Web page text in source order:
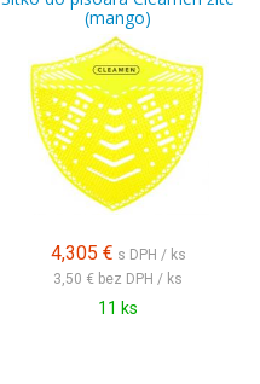
(mango)
4,305 € s DPH / ks
3,50 € bez DPH / ks
11 ks